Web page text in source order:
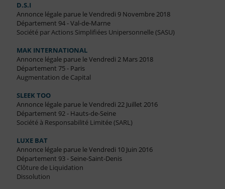
D.S.I
Annonce légale parue le Vendredi 9 Novembre 2018
Département 94 - Val-de-Marne
Société par Actions Simplifiées Unipersonnelle (SASU)
MAK INTERNATIONAL
Annonce légale parue le Vendredi 2 Mars 2018
Département 75 - Paris
Augmentation de Capital
SLEEK TOO
Annonce légale parue le Vendredi 22 Juillet 2016
Département 92 - Hauts-de-Seine
Société à Responsabilité Limitée (SARL)
LUXE BAT
Annonce légale parue le Vendredi 10 Juin 2016
Département 93 - Seine-Saint-Denis
Clôture de Liquidation
Dissolution